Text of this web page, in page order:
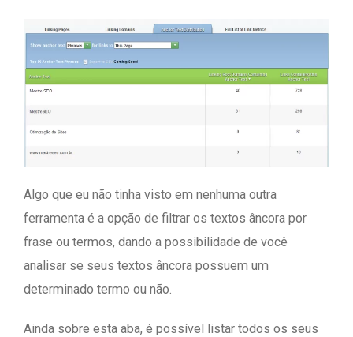
Algo que eu não tinha visto em nenhuma outra
ferramenta é a opção de filtrar os textos âncora por
frase ou termos, dando a possibilidade de você
analisar se seus textos âncora possuem um
determinado termo ou não.
Ainda sobre esta aba, é possível listar todos os seus